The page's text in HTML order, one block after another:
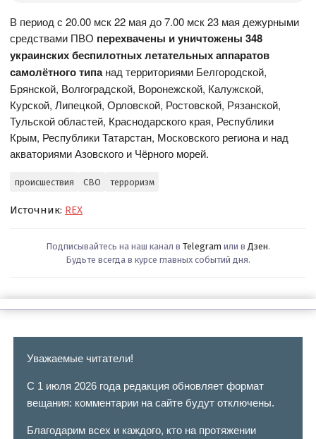
В период с 20.00 мск 22 мая до 7.00 мск 23 мая дежурными
средствами ПВО перехвачены и уничтожены 348
украинских беспилотных летательных аппаратов
самолётного типанад территориями Белгородской,
Брянской, Волгоградской, Воронежской, Калужской,
Курской, Липецкой, Орловской, Ростовской, Рязанской,
Тульской областей, Краснодарского края, Республики
Крым, Республики Татарстан, Московского региона и над
акваториями Азовского и Чёрного морей.
происшествия СВО терроризм
Источник: REX
Подписывайтесь на наш канал в Telegram или в Дзен.
Будьте всегда в курсе главных событий дня.
Уважаемые читатели!
С 1 июля 2026 года редакция обновляет формат
вещания: комментарии на сайте будут отключены.
Благодарим всех и каждого, кто на протяжении